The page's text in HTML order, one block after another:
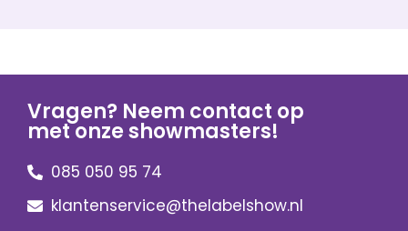
Vragen? Neem contact op
met onze showmasters!
085 050 95 74
klantenservice@thelabelshow.nl